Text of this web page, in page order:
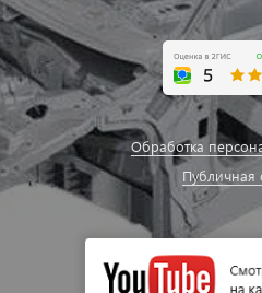
Обработка
Публичная